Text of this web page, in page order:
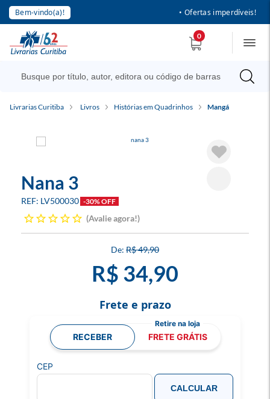
Bem-vindo(a)! • Ofertas imperdíveis!
0
Livrarias Curitiba Livros Histórias em Quadrinhos Mangá
Nana 3
LV500030 -30% OFF
Avalie agora!
R$ 49,90
R$ 34,90
Frete e prazo
RECEBER FRETE GRÁTIS
CEP
CALCULAR